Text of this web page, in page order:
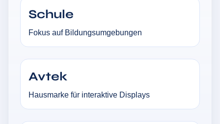
Schule
Fokus auf Bildungsumgebungen
Avtek
Hausmarke für interaktive Displays